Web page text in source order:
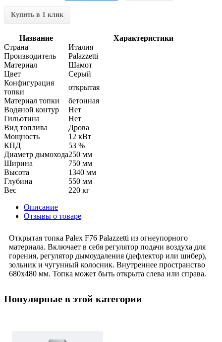
Купить в 1 клик
Название
Характеристики
Страна
Италия
Производитель
Palazzetti
Материал
Шамот
Цвет
Серый
Конфигурация
топки
открытая
Материал топки
бетонная
Водяной контур
Нет
Гильотина
Нет
Вид топлива
Дрова
Мощность
12 кВт
КПД
53 %
Диаметр дымохода250 мм
Ширина
750 мм
Высота
1340 мм
Глубина
550 мм
Вес
220 кг
Описание
Отзывы о товаре
Открытая топка Palex F76 Palazzetti из огнеупорного
материала. Включает в себя регулятор подачи воздуха для
горения, регулятор дымоудаления (дефлектор или шибер),
зольник и чугунный колосник. Внутреннее пространство
680x480 мм. Топка может быть открыта слева или справа.
Популярные в этой категории